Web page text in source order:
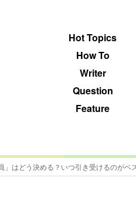
Hot Topics
How To
Writer
Question
Feature
はどう決める？いつ引き受けるのがベ